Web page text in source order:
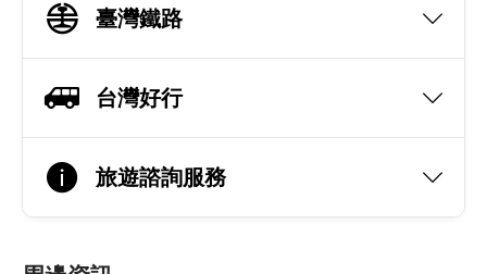
臺灣鐵路
台灣好行
旅遊諮詢服務